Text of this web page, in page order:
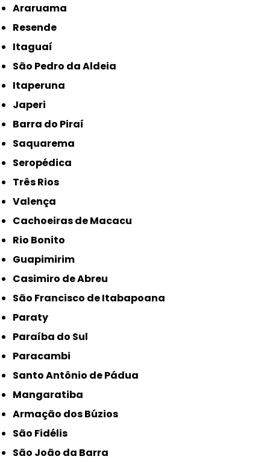
Araruama
Resende
Itaguaí
São Pedro da Aldeia
Itaperuna
Japeri
Barra do Piraí
Saquarema
Seropédica
Três Rios
Valença
Cachoeiras de Macacu
Rio Bonito
Guapimirim
Casimiro de Abreu
São Francisco de Itabapoana
Paraty
Paraíba do Sul
Paracambi
Santo Antônio de Pádua
Mangaratiba
Armação dos Búzios
São Fidélis
São João da Barra